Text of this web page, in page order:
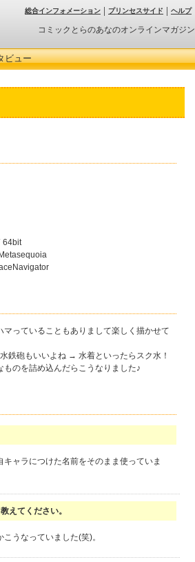
コミックとらのあなのオンラインマガジン
総合インフォメーション プリンセスサイド ヘルプ
ビュー
64bit
っていることもありまして楽しく描かせて
鉄砲もいいよね → 水着といったらスク水！
のを詰め込んだらこうなりました♪
ャラにつけた名前をそのまま使っていま
えてください。
うなっていました(笑)。